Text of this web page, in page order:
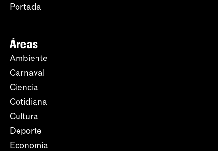
Portada
Áreas
Ambiente
Carnaval
Ciencia
Cotidiana
Cultura
Deporte
Economía